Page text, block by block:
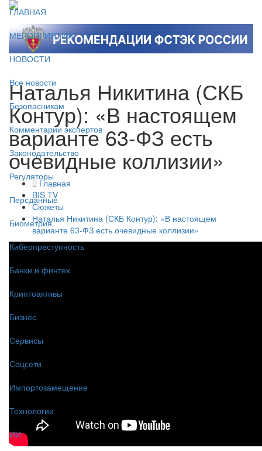
ГЛАВНАЯ
МЕРОПРИЯТИЯ
НОВОСТИ
Все новости
Безопасникам
Комментарии экспертов
Законодательство
Регуляторы
Персданные
Биометрия
Киберпреступность
Банки и финтех
Криптоактивы
Бизнес
Сервисы
Соцсети
Импортозамещение
Технологии
ИИ
Наталья Никитина (СКБ
Контур): «В настоящем
варианте 63-ФЗ есть
очевидные коллизии»
Главная
BIS TV
Сюжеты
Наталья Никитина (СКБ Контур): «В настоящем
варианте 63-ФЗ есть очевидные коллизии»